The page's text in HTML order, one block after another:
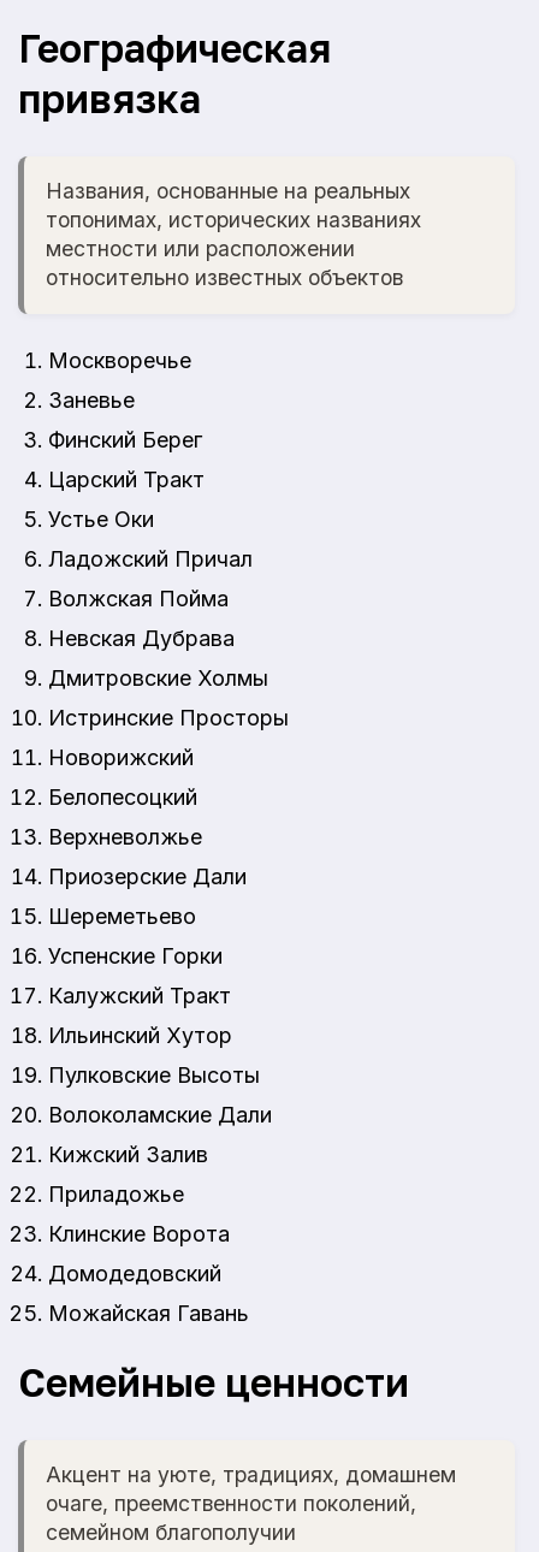
Географическая
привязка
Названия, основанные на реальных
топонимах, исторических названиях
местности или расположении
относительно известных объектов
Москворечье
Заневье
Финский Берег
Царский Тракт
Устье Оки
Ладожский Причал
Волжская Пойма
Невская Дубрава
Дмитровские Холмы
Истринские Просторы
Новорижский
Белопесоцкий
Верхневолжье
Приозерские Дали
Шереметьево
Успенские Горки
Калужский Тракт
Ильинский Хутор
Пулковские Высоты
Волоколамские Дали
Кижский Залив
Приладожье
Клинские Ворота
Домодедовский
Можайская Гавань
Семейные ценности
Акцент на уюте, традициях, домашнем
очаге, преемственности поколений,
семейном благополучии